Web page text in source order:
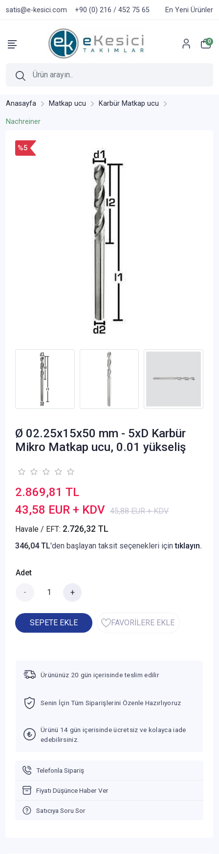
satis@e-kesici.com +90 (0) 216 / 452 75 65 En Yeni Ürünler
0
Anasayfa Matkap ucu Karbür Matkap ucu
Nachreiner
%5
Ø 02.25x15x50 mm - 5xD Karbür
Mikro Matkap ucu, 0.01 yükseliş
2.869,81 TL
43,58 EUR + KDV 45,88 EUR + KDV
Havale / EFT: 2.726,32 TL
346,04 TL'den başlayan taksit seçenekleri içintıklayın.
Adet
- +
SEPETE EKLE FAVORİLERE EKLE
Ürününüz 20 gün içerisinde teslim edilir
Senin İçin Tüm Siparişlerini Özenle Hazırlıyoruz
Ürünü 14 gün içerisinde ücretsiz ve kolayca iade
edebilirsiniz.
Telefonla Sipariş
Fiyatı Düşünce Haber Ver
Satıcıya Soru Sor